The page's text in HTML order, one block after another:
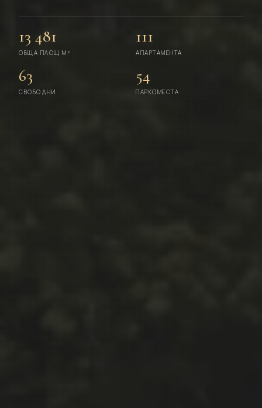
13 481
ОБЩА ПЛОЩ М²
111
АПАРТАМЕНТА
63
СВОБОДНИ
54
ПАРКОМЕСТА